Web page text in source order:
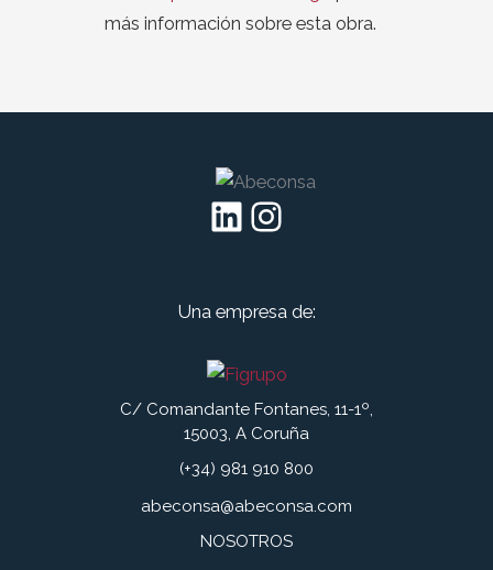
más información sobre esta obra.
LinkedIn Instagram
Una empresa de:
C/ Comandante Fontanes, 11-1º,
15003, A Coruña
(+34) 981 910 800
abeconsa@abeconsa.com
NOSOTROS